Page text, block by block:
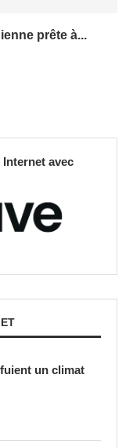
prête à...
avec
un climat